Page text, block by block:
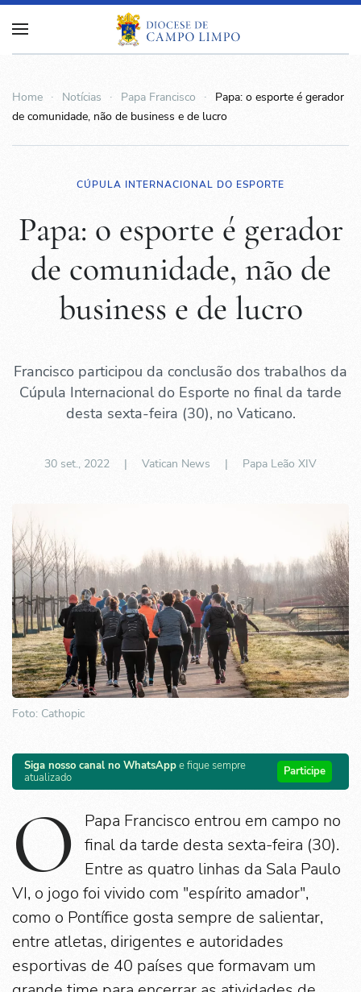
Home Notícias Papa Francisco
Papa: o esporte é gerador
de comunidade, não de business e de lucro
CÚPULA INTERNACIONAL DO ESPORTE
Papa: o esporte é gerador
de comunidade, não de
business e de lucro
Francisco participou da conclusão dos trabalhos da
Cúpula Internacional do Esporte no final da tarde
desta sexta-feira (30), no Vaticano.
30 set., 2022 | Vatican News | Papa Leão XIV
Foto: Cathopic
Siga nosso canal no WhatsAppe fique sempre
atualizado
Participe
O
Papa Francisco entrou em campo no
final da tarde desta sexta-feira (30).
Entre as quatro linhas da Sala Paulo
VI, o jogo foi vivido com "espírito amador",
como o Pontífice gosta sempre de salientar,
entre atletas, dirigentes e autoridades
esportivas de 40 países que formavam um